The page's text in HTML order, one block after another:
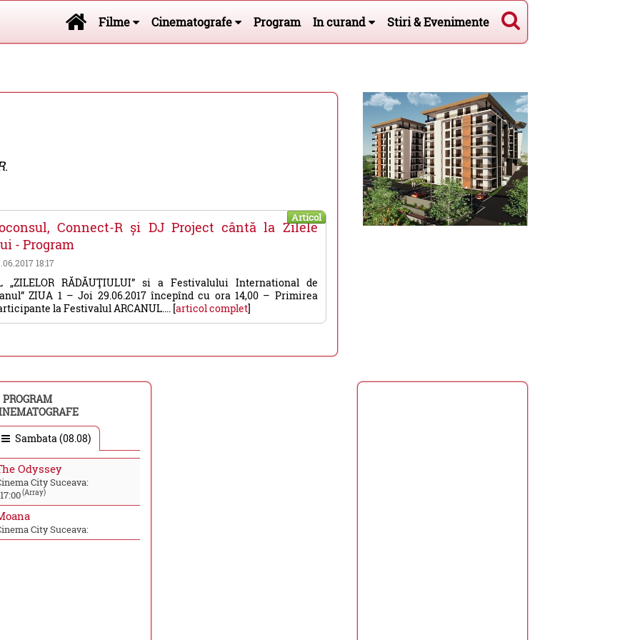
Filme Cinematografe Program In curand Stiri & Evenimente
.
Articol
Connect-R și DJ Project cântă la Zilele
- Program
18:17
„ZILELOR RĂDĂUŢIULUI” si a Festivalului International de
ZIUA 1 – Joi 29.06.2017 începînd cu ora 14,00 – Primirea
la Festivalul ARCANUL.... [articol complet]
PROGRAM
Sambata (08.08)
Odyssey
City Suceava:
17:00(Array)
City Suceava: